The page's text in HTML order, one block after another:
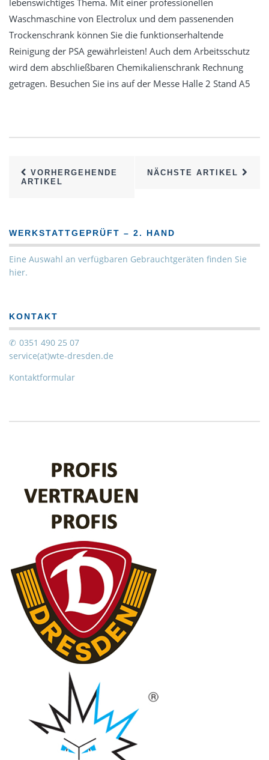
lebenswichtiges Thema. Mit einer professionellen
Waschmaschine von Electrolux und dem passenenden
Trockenschrank können Sie die funktionserhaltende
Reinigung der PSA gewährleisten! Auch dem Arbeitsschutz
wird dem abschließbaren Chemikalienschrank Rechnung
getragen. Besuchen Sie ins auf der Messe Halle 2 Stand A5
VORHERGEHENDE
ARTIKEL
NÄCHSTE ARTIKEL
WERKSTATTGEPRÜFT – 2. HAND
Eine Auswahl an verfügbaren Gebrauchtgeräten finden Sie
hier.
KONTAKT
0351 490 25 07
service(at)wte-dresden.de
Kontaktformular